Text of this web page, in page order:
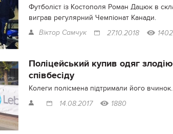
Футболіст із Костополя Роман Дацюк в
виграв регулярний Чемпіонат Канади.
Віктор Самчук 27.10.2018 1402
Поліцейський купив одяг
співбесіду
Колеги полісмена підтримали його вчинок.
14.08.2017 1880